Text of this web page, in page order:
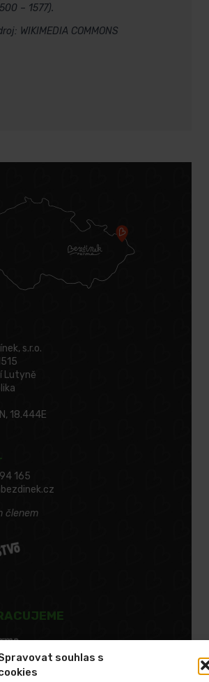
souhlas s
– 1577).
WIKIMEDIA COMMONS
s.r.o.
Lutyně
18.444E
165
členem